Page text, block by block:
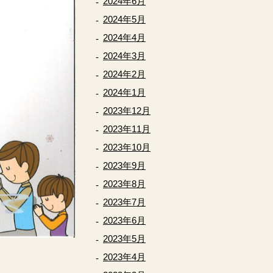
2024年5月
2024年4月
2024年3月
2024年2月
2024年1月
2023年12月
2023年11月
2023年10月
2023年9月
2023年8月
2023年7月
2023年6月
2023年5月
2023年4月